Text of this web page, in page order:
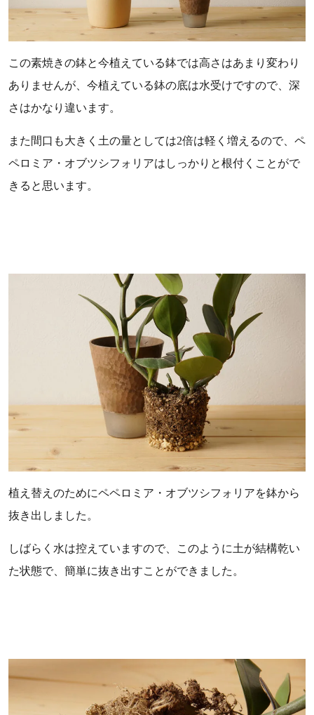
この素焼きの鉢と今植えている鉢では高さはあまり変わり
ありませんが、今植えている鉢の底は水受けですので、深
さはかなり違います。
また間口も大きく土の量としては2倍は軽く増えるので、ペ
ペロミア・オブツシフォリアはしっかりと根付くことがで
きると思います。
植え替えのためにペペロミア・オブツシフォリアを鉢から
抜き出しました。
しばらく水は控えていますので、このように土が結構乾い
た状態で、簡単に抜き出すことができました。